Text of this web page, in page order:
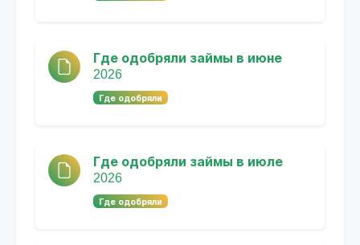
Где одобряли займы в июне
2026
Где одобряли
Где одобряли займы в июле
2026
Где одобряли